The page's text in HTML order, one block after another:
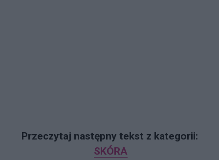
Przeczytaj następny tekst z kategorii:
SKÓRA